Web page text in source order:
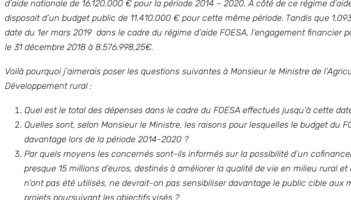
d’aide nationale de 16.120.000 € pour la période 2014 – 2020. A côté de ce régime
disposait d’un budget public de 11.410.000 € pour cette même période. Tandis que
date du 1er mars 2019 dans le cadre du régime d’aide FOESA, l’engagement financier
le 31 décembre 2018 à 8.576.998,25€.
Voilà pourquoi j’aimerais poser les questions suivantes à Monsieur le Ministre de
Développement rural :
Quel est le total des dépenses dans le cadre du FOESA effectués jusqu’à cette
Quelles sont, selon Monsieur le Ministre, les raisons pour lesquelles le budget du
davantage lors de la période 2014-2020 ?
Par quels moyens les concernés sont-ils informés sur la possibilité d’un
presque 15 millions d’euros, destinés à améliorer la qualité de vie en milieu rural et
n’ont pas été utilisés, ne devrait-on pas sensibiliser davantage le public cible aux
projets poursuivant les objectifs visés ?